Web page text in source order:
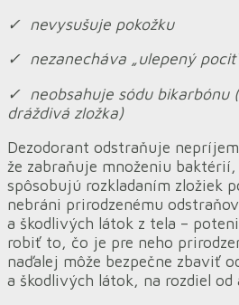
✓ nevysušuje pokožku
✓ nezanecháva „ulepený
✓ neobsahuje sódu bikarbónu
dráždivá zložka)
Dezodorant odstraňuje
že zabraňuje množeniu
spôsobujú rozkladaním zložiek
nebráni prirodzenému
a škodlivých látok z tela –
robiť to, čo je pre neho
naďalej môže bezpečne zbaviť
a škodlivých látok, na rozdiel